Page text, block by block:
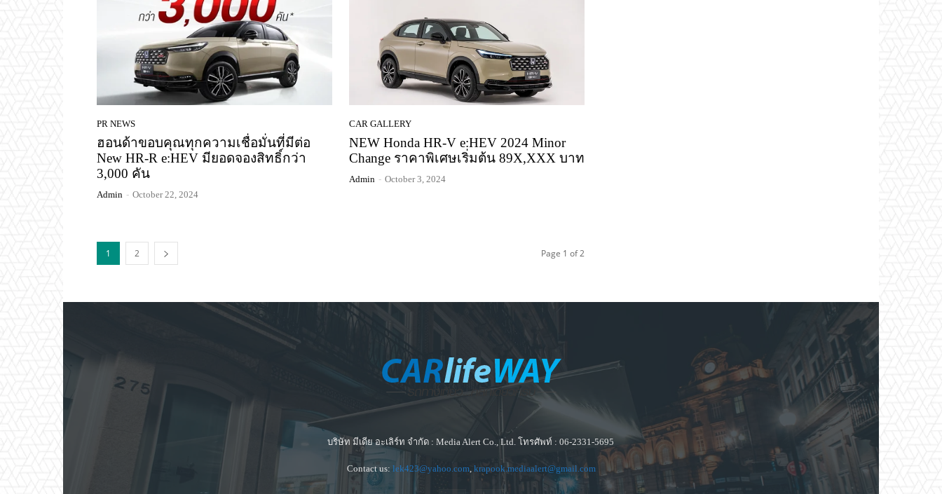
PR NEWS
ฮอนด้าขอบคุณทุกความเชื่อมั่นที่มีต่อ
New HR-R e:HEV มียอดจองสิทธิ์กว่า
3,000 คัน
Admin - October 22, 2024
CAR GALLERY
NEW Honda HR-V e:HEV 2024 Minor
Change ราคาพิเศษเริ่มต้น 89X,XXX บาท
Admin - October 3, 2024
1 2 Page 1 of 2
บริษัท มีเดีย อะเลิร์ท จำกัด : Media Alert Co., Ltd. โทรศัพท์ : 06-2331-5695
Contact us: lek423@yahoo.com, krapook.mediaalert@gmail.com